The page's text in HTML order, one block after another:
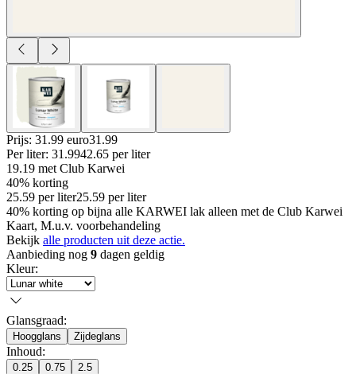
Prijs: 31.99 euro31 .99
Per liter: 31.9942.65 per liter
19.19 met Club Karwei
40% korting
25.59 per liter25.59 per liter
40% korting op bijna alle KARWEI lak alleen met de Club Karwei
Kaart, M.u.v. voorbehandeling
Bekijk alle producten uit deze actie.
Aanbieding nog 9 dagen geldig
Kleur:
Glansgraad:
Hoogglans Zijdeglans
Inhoud:
0.25 0.75 2.5